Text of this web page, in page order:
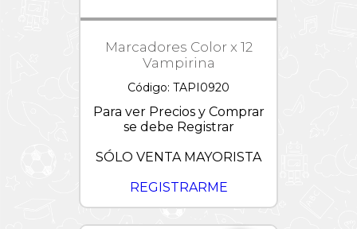
Marcadores Color x 12
Vampirina
Código: TAPI0920
Para ver Precios y Comprar
se debe Registrar
SÓLO VENTA MAYORISTA
REGISTRARME